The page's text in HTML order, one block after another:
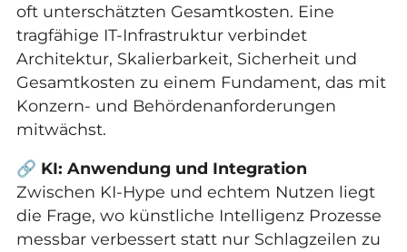
oft unterschätzten Gesamtkosten. Eine
tragfähige IT-Infrastruktur verbindet
Architektur, Skalierbarkeit, Sicherheit und
Gesamtkosten zu einem Fundament, das mit
Konzern- und Behördenanforderungen
mitwächst.
🔗 KI: Anwendung und Integration
Zwischen KI-Hype und echtem Nutzen liegt
die Frage, wo künstliche Intelligenz Prozesse
messbar verbessert statt nur Schlagzeilen zu